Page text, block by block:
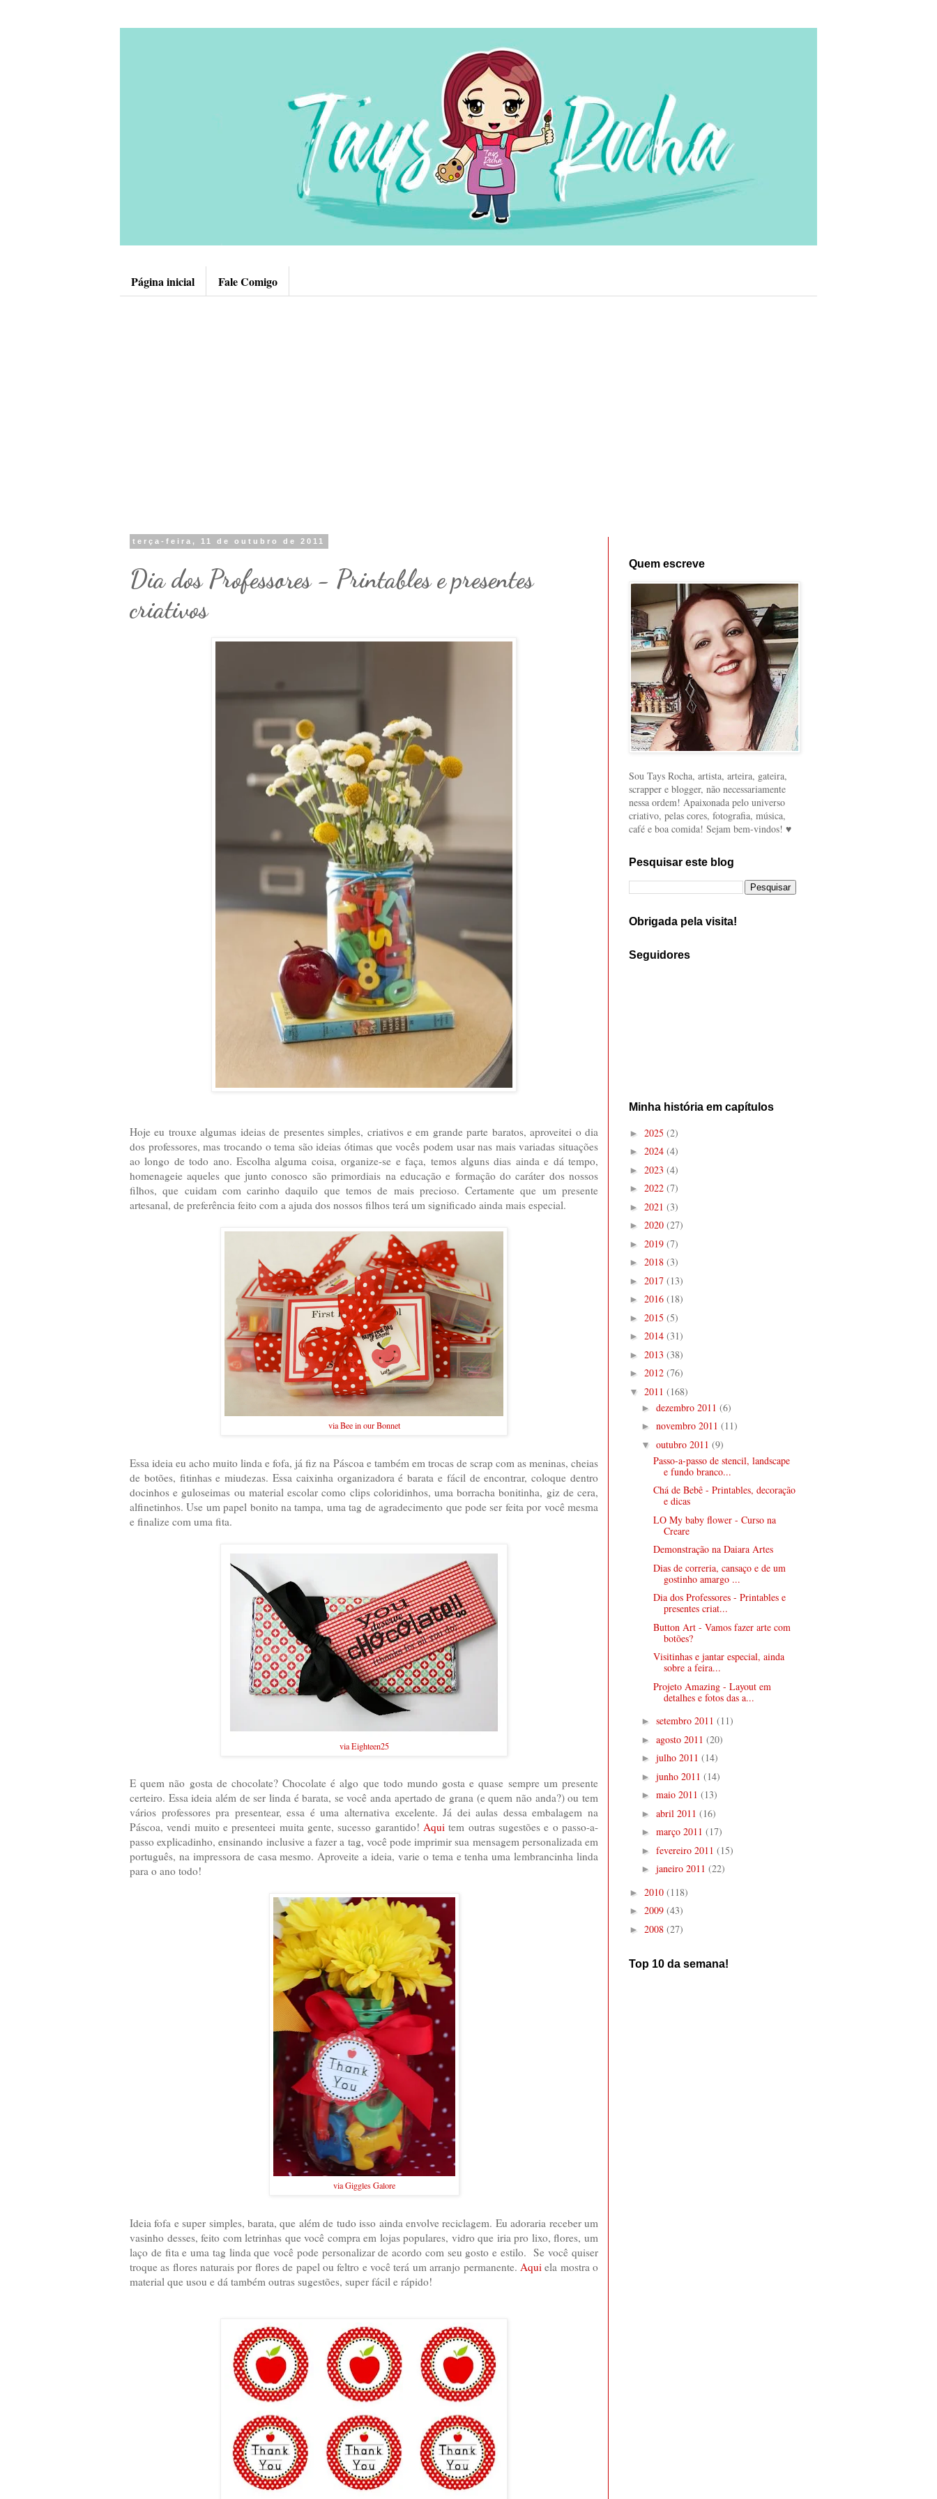
Página inicial Fale Comigo
terça-feira, 11 de outubro de 2011
Dia dos Professores - Printables e presentes
criativos
Hoje eu trouxe algumas ideias de presentes simples, criativos e em grande parte baratos, aproveitei o dia
dos professores, mas trocando o tema são ideias ótimas que vocês podem usar nas mais variadas situações
ao longo de todo ano. Escolha alguma coisa, organize-se e faça, temos alguns dias ainda e dá tempo,
homenageie aqueles que junto conosco são primordiais na educação e formação do caráter dos nossos
filhos, que cuidam com carinho daquilo que temos de mais precioso. Certamente que um presente
artesanal, de preferência feito com a ajuda dos nossos filhos terá um significado ainda mais especial.
via Bee in our Bonnet
Essa ideia eu acho muito linda e fofa, já fiz na Páscoa e também em trocas de scrap com as meninas, cheias
de botões, fitinhas e miudezas. Essa caixinha organizadora é barata e fácil de encontrar, coloque dentro
docinhos e guloseimas ou material escolar como clips coloridinhos, uma borracha bonitinha, giz de cera,
alfinetinhos. Use um papel bonito na tampa, uma tag de agradecimento que pode ser feita por você mesma
e finalize com uma fita.
via Eighteen25
E quem não gosta de chocolate? Chocolate é algo que todo mundo gosta e quase sempre um presente
certeiro. Essa ideia além de ser linda é barata, se você anda apertado de grana (e quem não anda?) ou tem
vários professores pra presentear, essa é uma alternativa excelente. Já dei aulas dessa embalagem na
Páscoa, vendi muito e presenteei muita gente, sucesso garantido! Aqui tem outras sugestões e o passo-a-
passo explicadinho, ensinando inclusive a fazer a tag, você pode imprimir sua mensagem personalizada em
português, na impressora de casa mesmo. Aproveite a ideia, varie o tema e tenha uma lembrancinha linda
para o ano todo!
via Giggles Galore
Ideia fofa e super simples, barata, que além de tudo isso ainda envolve reciclagem. Eu adoraria receber um
vasinho desses, feito com letrinhas que você compra em lojas populares, vidro que iria pro lixo, flores, um
laço de fita e uma tag linda que você pode personalizar de acordo com seu gosto e estilo. Se você quiser
troque as flores naturais por flores de papel ou feltro e você terá um arranjo permanente. Aquiela mostra o
material que usou e dá também outras sugestões, super fácil e rápido!
Quem escreve
Sou Tays Rocha, artista, arteira, gateira,
scrapper e blogger, não necessariamente
nessa ordem! Apaixonada pelo universo
criativo, pelas cores, fotografia, música,
café e boa comida! Sejam bem-vindos! ♥
Pesquisar este blog
Obrigada pela visita!
Seguidores
Minha história em capítulos
► 2025 (2)
► 2024 (4)
► 2023 (4)
► 2022 (7)
► 2021 (3)
► 2020 (27)
► 2019 (7)
► 2018 (3)
► 2017 (13)
► 2016 (18)
► 2015 (5)
► 2014 (31)
► 2013 (38)
► 2012 (76)
▼ 2011 (168)
► dezembro 2011 (6)
► novembro 2011 (11)
▼ outubro 2011 (9)
Passo-a-passo de stencil, landscape
e fundo branco...
Chá de Bebê - Printables, decoração
e dicas
LO My baby flower - Curso na
Creare
Demonstração na Daiara Artes
Dias de correria, cansaço e de um
gostinho amargo ...
Dia dos Professores - Printables e
presentes criat...
Button Art - Vamos fazer arte com
botões?
Visitinhas e jantar especial, ainda
sobre a feira...
Projeto Amazing - Layout em
detalhes e fotos das a...
► setembro 2011 (11)
► agosto 2011 (20)
► julho 2011 (14)
► junho 2011 (14)
► maio 2011 (13)
► abril 2011 (16)
► março 2011 (17)
► fevereiro 2011 (15)
► janeiro 2011 (22)
► 2010 (118)
► 2009 (43)
► 2008 (27)
Top 10 da semana!